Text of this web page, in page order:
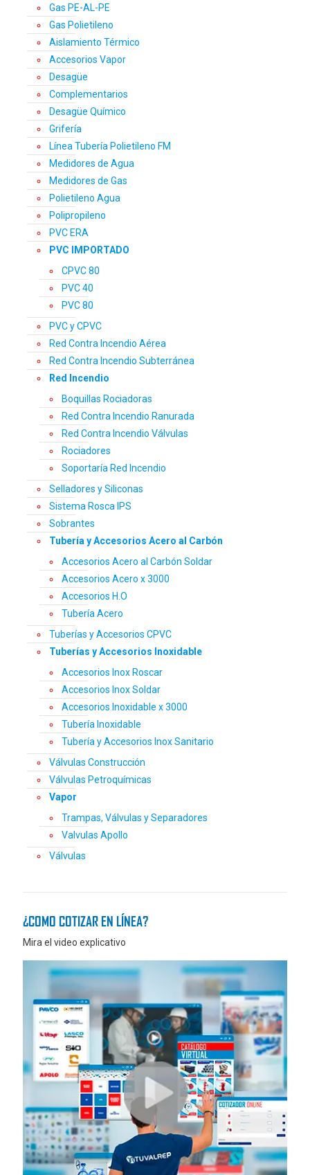
Gas PE-AL-PE
Gas Polietileno
Aislamiento Térmico
Accesorios Vapor
Desagüe
Complementarios
Desagüe Químico
Grifería
Línea Tubería Polietileno FM
Medidores de Agua
Medidores de Gas
Polietileno Agua
Polipropileno
PVC ERA
PVC IMPORTADO
CPVC 80
PVC 40
PVC 80
PVC y CPVC
Red Contra Incendio Aérea
Red Contra Incendio Subterránea
Red Incendio
Boquillas Rociadoras
Red Contra Incendio Ranurada
Red Contra Incendio Válvulas
Rociadores
Soportaría Red Incendio
Selladores y Siliconas
Sistema Rosca IPS
Sobrantes
Tubería y Accesorios Acero al Carbón
Accesorios Acero al Carbón Soldar
Accesorios Acero x 3000
Accesorios H.O
Tubería Acero
Tuberías y Accesorios CPVC
Tuberías y Accesorios Inoxidable
Accesorios Inox Roscar
Accesorios Inox Soldar
Accesorios Inoxidable x 3000
Tubería Inoxidable
Tubería y Accesorios Inox Sanitario
Válvulas Construcción
Válvulas Petroquímicas
Vapor
Trampas, Válvulas y Separadores
Valvulas Apollo
Válvulas
¿COMO COTIZAR EN LÍNEA?
Mira el video explicativo